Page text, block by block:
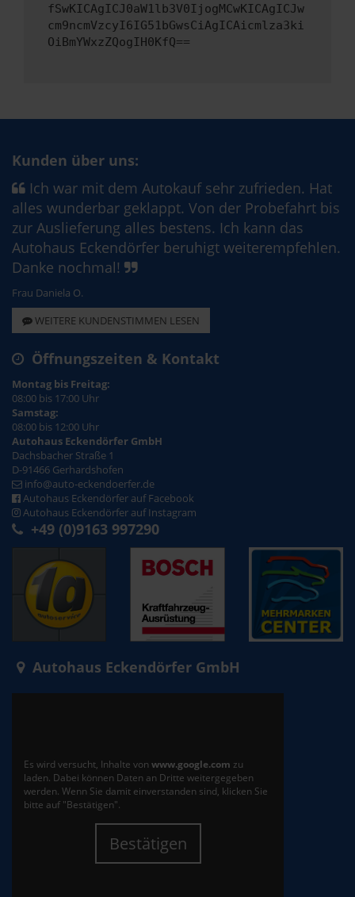
fSwKICAgICJ0aW1lb3V0IjogMCwKICAgICJw
cm9ncmVzcyI6IG51bGwsCiAgICAicmlza3ki
OiBmYWxzZQogIH0KfQ==
Kunden über uns:
Ich war mit dem Autokauf sehr zufrieden. Hat
alles wunderbar geklappt. Von der Probefahrt bis
zur Auslieferung alles bestens. Ich kann das
Autohaus Eckendörfer beruhigt weiterempfehlen.
Danke nochmal!
Frau Daniela O.
WEITERE KUNDENSTIMMEN LESEN
Öffnungszeiten & Kontakt
Montag bis Freitag:
08:00 bis 17:00 Uhr
Samstag:
08:00 bis 12:00 Uhr
Autohaus Eckendörfer GmbH
Dachsbacher Straße 1
D-91466 Gerhardshofen
info@auto-eckendoerfer.de
Autohaus Eckendörfer auf Facebook
Autohaus Eckendörfer auf Instagram
+49 (0)9163 997290
Autohaus Eckendörfer GmbH
Es wird versucht, Inhalte von www.google.com zu
laden. Dabei können Daten an Dritte weitergegeben
werden. Wenn Sie damit einverstanden sind, klicken Sie
bitte auf "Bestätigen".
Bestätigen